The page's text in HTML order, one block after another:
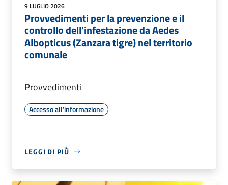
9 LUGLIO 2026
Provvedimenti per la prevenzione e il
controllo dell'infestazione da Aedes
Albopticus (Zanzara tigre) nel territorio
comunale
Provvedimenti
Accesso all'informazione
LEGGI DI PIÙ